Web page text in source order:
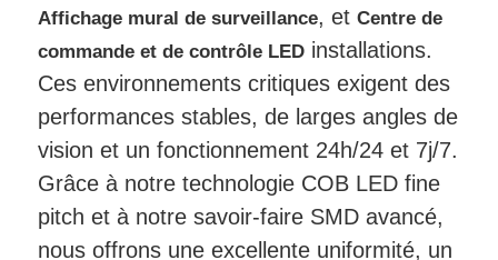
Affichage mural de surveillance, etCentre de
commande et de contrôle LED installations.
Ces environnements critiques exigent des
performances stables, de larges angles de
vision et un fonctionnement 24h/24 et 7j/7.
Grâce à notre technologie COB LED fine
pitch et à notre savoir-faire SMD avancé,
nous offrons une excellente uniformité, un